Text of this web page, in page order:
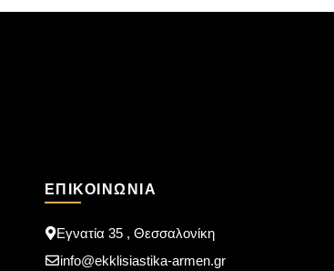
ΕΠΙΚΟΙΝΩΝΊΑ
Εγνατία 35 , Θεσσαλονίκη
info@ekklisiastika-armen.gr